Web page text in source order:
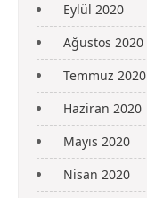
Eylül 2020
Ağustos 2020
Temmuz 2020
Haziran 2020
Mayıs 2020
Nisan 2020